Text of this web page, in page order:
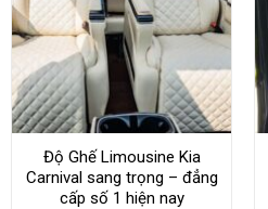
Độ Ghế Limousine Kia
Carnival sang trọng – đẳng
cấp số 1 hiện nay